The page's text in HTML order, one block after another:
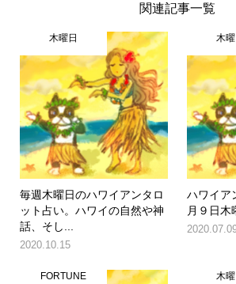
関連記事一覧
木曜日
毎週木曜日のハワイアンタロ
ット占い。ハワイの自然や神
話、そし...
2020.10.15
木
ハワイ
月９日木
FORTUNE 木曜